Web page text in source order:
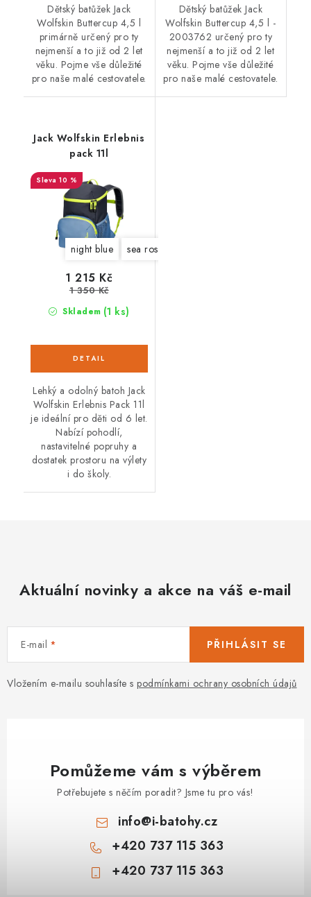
Dětský batůžek Jack
Wolfskin Buttercup 4,5 l
primárně určený pro ty
nejmenší a to již od 2 let
věku. Pojme vše důležité
pro naše malé cestovatele.
Dětský batůžek Jack
Wolfskin Buttercup 4,5 l -
2003762 určený pro ty
nejmenší a to již od 2 let
věku. Pojme vše důležité
pro naše malé cestovatele.
Jack Wolfskin Erlebnis
pack 11l
10 %
night blue sea rose
Skladem (1 ks)
1 215 Kč
1 350 Kč
Lehký a odolný batoh Jack
Wolfskin Erlebnis Pack 11l
je ideální pro děti od 6 let.
Nabízí pohodlí,
nastavitelné popruhy a
dostatek prostoru na výlety
i do školy.
Aktuální novinky a akce na váš e-mail
E-mail
Vložením e-mailu souhlasíte s podmínkami ochrany osobních údajů
PŘIHLÁSIT SE
Pomůžeme vám s výběrem
Potřebujete s něčím poradit? Jsme tu pro vás!
info@i-batohy.cz
+420 737 115 363
+420 737 115 363